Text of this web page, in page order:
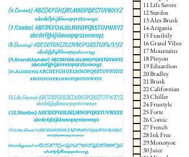
11 Life Savers
12 Stardos
13 Alex Brusk
14 Arigania
15 Feasibily
16 Grand Vibes
17 Mountains
18 Pinyon
19 Eduardion
20 Bradley
21 Brusk
22 Californian
23 Chiller
24 Freestyle
25 Forte
26 Comic
27 French
28 Ink Free
29 Monotyoe
30 Juice